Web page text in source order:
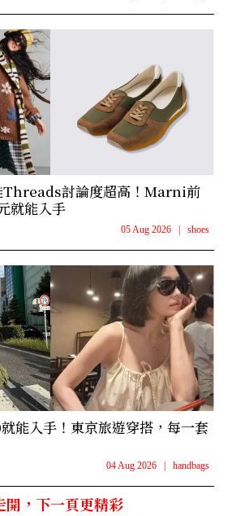
Threads討論度超高！Marni前
就能入手
05 Aug 2026 | shoes
能入手！東京旅遊穿搭，每一套
04 Aug 2026 | handbags
開，下一頁更精彩